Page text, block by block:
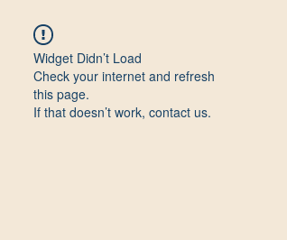
Widget Didn’t Load
Check your internet and refresh
this page.
If that doesn’t work, contact us.